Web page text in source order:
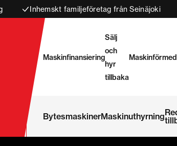
Inhemskt familjeföretag från Seinäjoki
Maskinfinansiering
Sälj
och
hyr
tillbaka
BytesmaskinerMaskinuthyrning